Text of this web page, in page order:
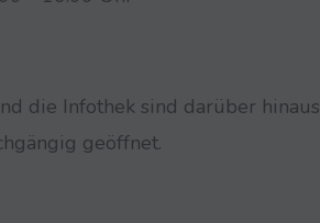
die Infothek sind darüber hinaus
geöffnet.